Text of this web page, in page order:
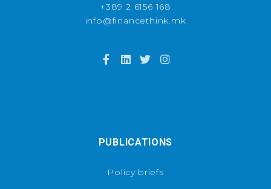
+389 2 6156 168
info@financethink.mk
PUBLICATIONS
Policy briefs